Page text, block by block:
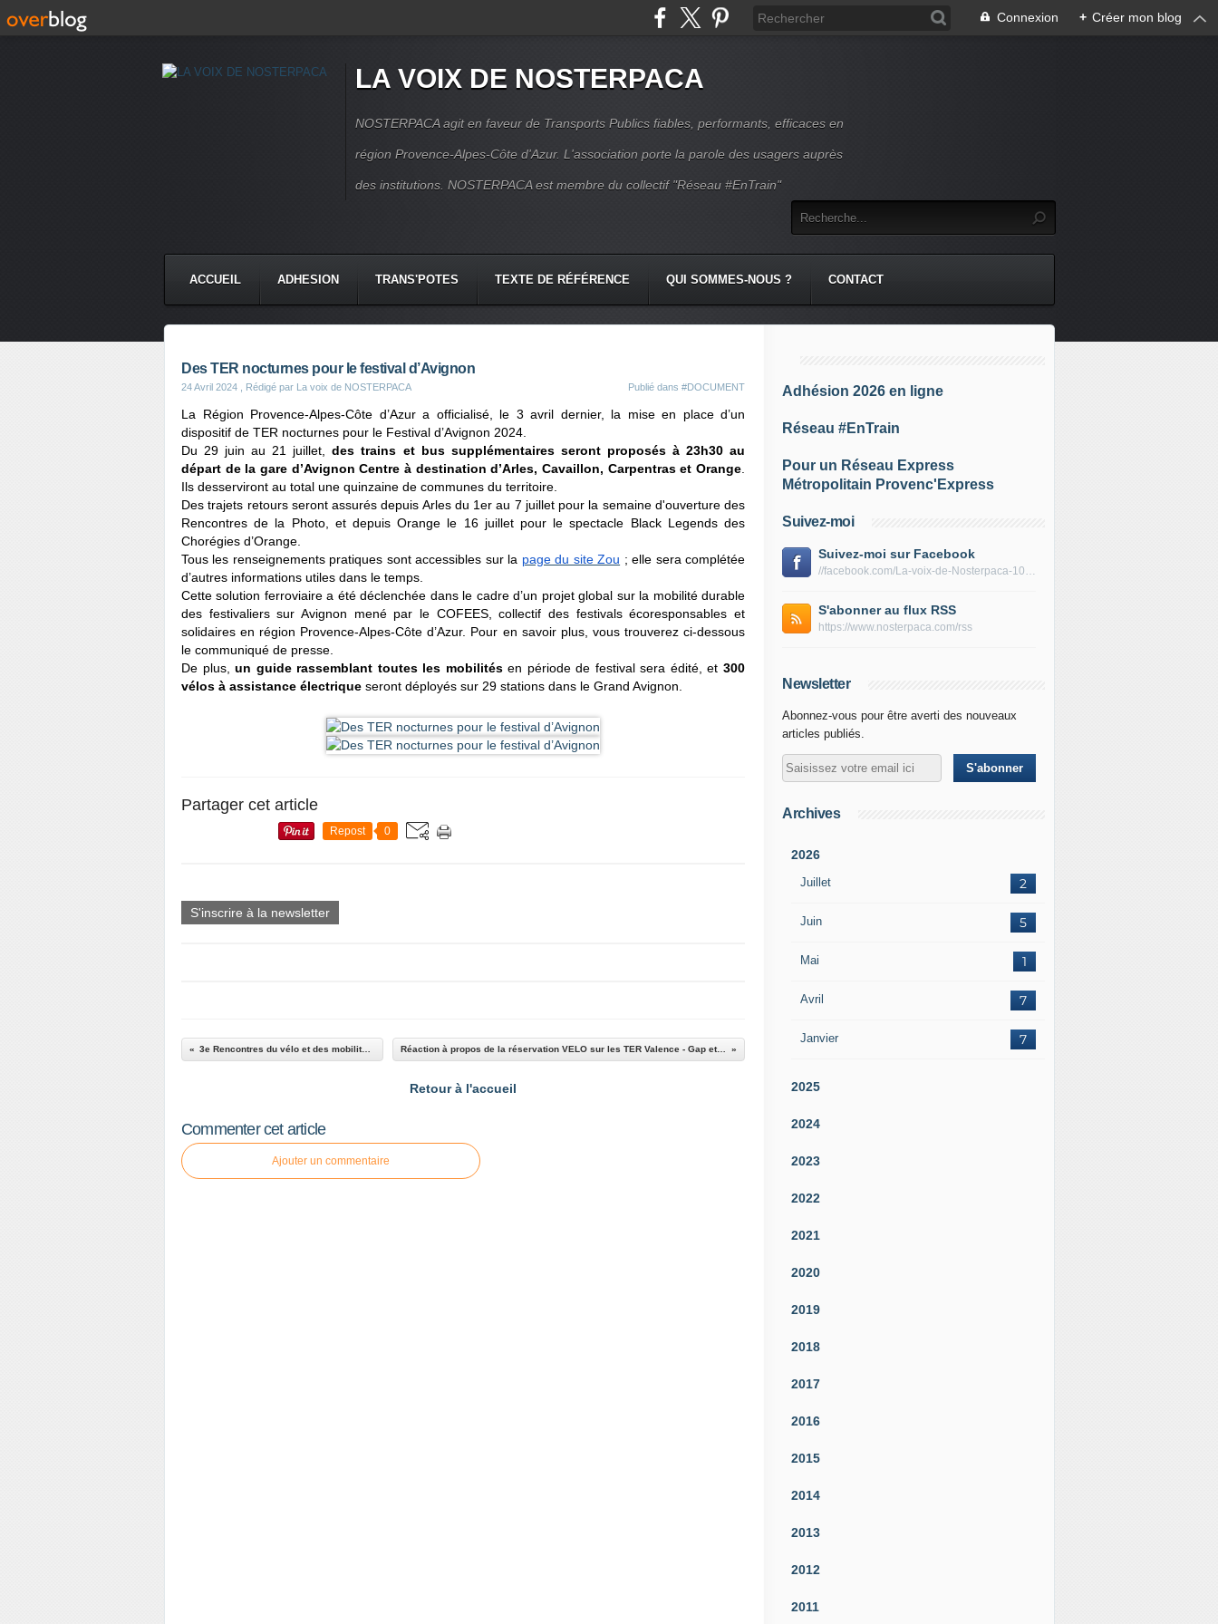
Connexion + Créer mon blog
LA VOIX DE NOSTERPACA
NOSTERPACA agit en faveur de Transports Publics fiables, performants, efficaces en
région Provence-Alpes-Côte d'Azur. L'association porte la parole des usagers auprès
des institutions. NOSTERPACA est membre du collectif "Réseau #EnTrain"
ACCUEIL ADHESION TRANS'POTES TEXTE DE RÉFÉRENCE QUI SOMMES-NOUS ? CONTACT
Des TER nocturnes pour le festival d’Avignon
24 Avril 2024 , Rédigé par La voix de NOSTERPACA Publié dans #DOCUMENT
La Région Provence-Alpes-Côte d’Azur a officialisé, le 3 avril dernier, la mise en place d’un
dispositif de TER nocturnes pour le Festival d’Avignon 2024.
Du 29 juin au 21 juillet,des trains et bus supplémentaires seront proposés à 23h30 au
départ de la gare d’Avignon Centre à destination d’Arles, Cavaillon, Carpentras et Orange
Ils desserviront au total une quinzaine de communes du territoire.
Des trajets retours seront assurés depuis Arles du 1er au 7 juillet pour la semaine d'ouverture des
Rencontres de la Photo, et depuis Orange le 16 juillet pour le spectacle Black Legends des
Chorégies d’Orange.
Tous les renseignements pratiques sont accessibles sur la page du site Zou ; elle sera complétée
d’autres informations utiles dans le temps.
Cette solution ferroviaire a été déclenchée dans le cadre d’un projet global sur la mobilité durable
des festivaliers sur Avignon mené par le COFEES, collectif des festivals écoresponsables et
solidaires en région Provence-Alpes-Côte d’Azur. Pour en savoir plus, vous trouverez ci-dessous
le communiqué de presse.
De plus,un guide rassemblant toutes les mobilitésen période de festival sera édité, et300
vélos à assistance électrique seront déployés sur 29 stations dans le Grand Avignon.
Partager cet article
Repost 0
S'inscrire à la newsletter
3e Rencontres du vélo et des mobilités douces Réaction à propos de la réservation VELO sur les TER Valence - Gap et Grenoble - Gap
Retour à l'accueil
Commenter cet article
Ajouter un commentaire
Adhésion 2026 en ligne
Réseau #EnTrain
Pour un Réseau Express
Métropolitain Provenc'Express
Suivez-moi
Suivez-moi sur Facebook
//facebook.com/La-voix-de-Nosterpaca-106434384284735
S'abonner au flux RSS
https://www.nosterpaca.com/rss
Newsletter
Abonnez-vous pour être averti des nouveaux
articles publiés.
Archives
2026
Juillet 2
Juin 5
Mai 1
Avril 7
Janvier 7
2025
2024
2023
2022
2021
2020
2019
2018
2017
2016
2015
2014
2013
2012
2011